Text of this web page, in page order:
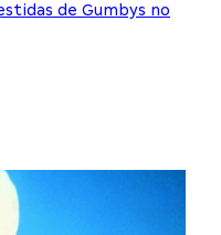
de Gumbys no